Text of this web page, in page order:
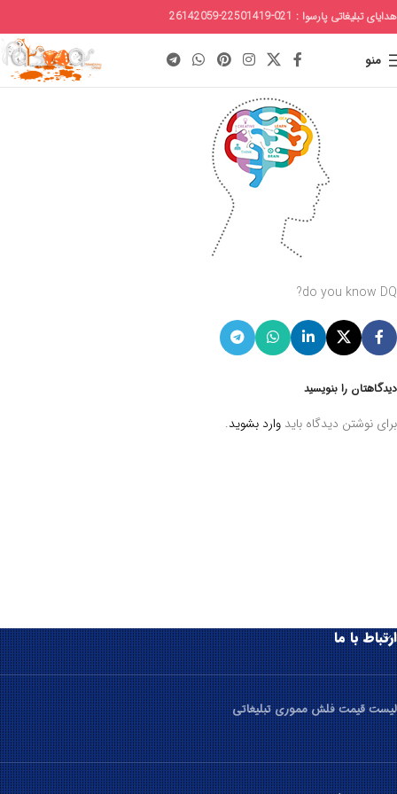
هدایای تبلیغاتی پارسوا : 021-22501419-26142059
منو
do you know DQ?
دیدگاهتان را بنویسید
برای نوشتن دیدگاه باید وارد بشوید.
ارتباط با ما
لیست قیمت فلش مموری تبلیغاتی